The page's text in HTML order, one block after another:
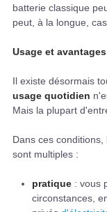
batterie classique
peut, à la longue,
Usage et avantages
Il existe désormais
usage quotidien
Mais la plupart
Dans ces conditions,
sont multiples :
pratique : vous
circonstances,